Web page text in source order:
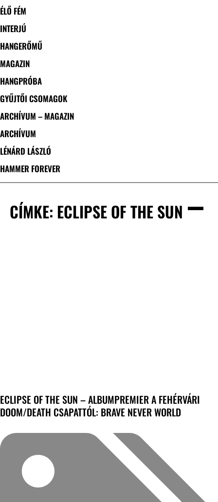
ÉLŐ FÉM
INTERJÚ
HANGERŐMŰ
MAGAZIN
HANGPRÓBA
GYŰJTŐI CSOMAGOK
ARCHÍVUM – MAGAZIN
ARCHÍVUM
LÉNÁRD LÁSZLÓ
HAMMER FOREVER
CÍMKE: ECLIPSE OF THE SUN
ECLIPSE OF THE SUN – ALBUMPREMIER A FEHÉRVÁRI
DOOM/DEATH CSAPATTÓL: BRAVE NEVER WORLD